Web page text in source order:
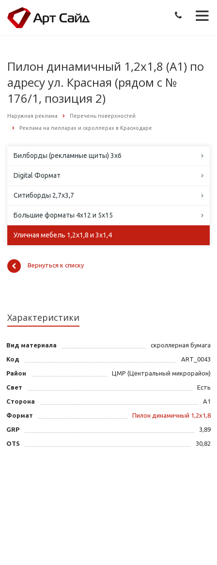
Пилон динамичный 1,2х1,8 (А1) по
адресу ул. Красная (рядом с №
176/1, позиция 2)
Наружная реклама Перечень поверхностей
Реклама на пилларах и скроллерах в Краснодаре
Билборды (рекламные щиты) 3х6
Digital Формат
Ситиборды 2,7х3,7
Большие форматы 4х12 и 5х15
Уличная мебель 1,2х1,8 и 3х1,4
Вернуться к списку
Характеристики
Вид материала скроллерная бумага
Код ART_0043
Район ЦМР (Центральный микрорайон)
Свет Есть
Сторона А1
Формат Пилон динамичный 1,2х1,8
GRP 3,89
OTS 30,82